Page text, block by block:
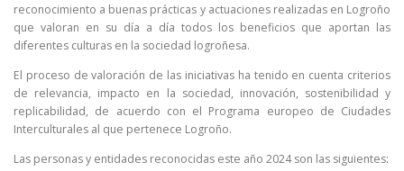
reconocimiento a buenas prácticas y actuaciones realizadas en Logroño
que valoran en su día a día todos los beneficios que aportan las
diferentes culturas en la sociedad logroñesa.
El proceso de valoración de las iniciativas ha tenido en cuenta criterios
de relevancia, impacto en la sociedad, innovación, sostenibilidad y
replicabilidad, de acuerdo con el Programa europeo de Ciudades
Interculturales al que pertenece Logroño.
Las personas y entidades reconocidas este año 2024 son las siguientes: